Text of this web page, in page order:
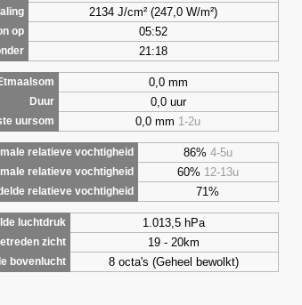
2134 J/cm² (247,0 W/m²)
op 05:52
21:18
0,0 mm
Duur 0,0 uur
uursom 0,0 mm 1-2u
relatieve vochtigheid
86% 4-5u
relatieve vochtigheid 60% 12-13u
relatieve vochtigheid 71%
luchtdruk
1.013,5 hPa
zicht 19 - 20km
bovenlucht 8 octa's (Geheel bewolkt)